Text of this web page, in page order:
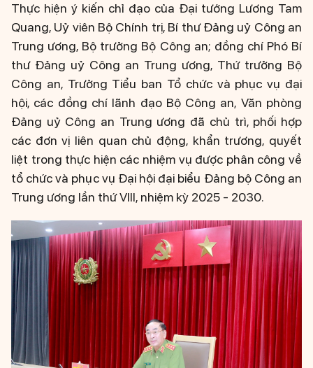
Thực hiện ý kiến chỉ đạo của Đại tướng Lương Tam
Quang, Uỷ viên Bộ Chính trị, Bí thư Đảng uỷ Công an
Trung ương, Bộ trưởng Bộ Công an; đồng chí Phó Bí
thư Đảng uỷ Công an Trung ương, Thứ trưởng Bộ
Công an, Trưởng Tiểu ban Tổ chức và phục vụ đại
hội, các đồng chí lãnh đạo Bộ Công an, Văn phòng
Đảng uỷ Công an Trung ương đã chủ trì, phối hợp
các đơn vị liên quan chủ động, khẩn trương, quyết
liệt trong thực hiện các nhiệm vụ được phân công về
tổ chức và phục vụ Đại hội đại biểu Đảng bộ Công an
Trung ương lần thứ VIII, nhiệm kỳ 2025 - 2030.